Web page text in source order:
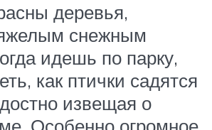
деревья,
снежным
идешь по парку,
как птички садятся
извещая о